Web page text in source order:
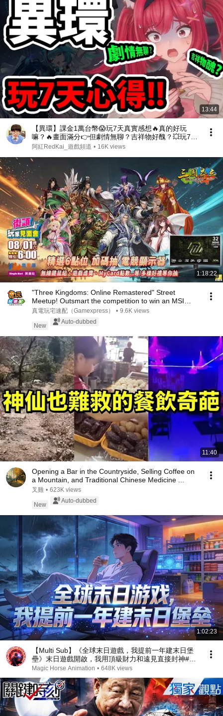
13:44
【異環】課金1萬台幣😱玩7天真實感想🔥真的好玩
嘛？🔥畫面滿分👉但劇情無聊？吉祥物好醜？💥玩7天
真實感想💥【阿紅分析】
阿紅RedKai_遊戲頻道 • 16K views
1:18:22
"Three Kingdoms: Online Remastered" Street
Meetup! Outsmart the competition to win an MSI
monitor...
真電玩宅速配（Gamexpress） • 9.6K views
New
Auto-dubbed
11:40
Opening a Bar in the Countryside, Selling Coffee on
a Mountain, and Traditional Chinese Medicine ...
叉雞 • 623K views
New
Auto-dubbed
1:02:23
【Multi Sub】《全球末日遊戲，我提前一年建末日堡
壘》末日遊戲開啟，我用頂級財力和遠見直接封神#漫
劇 #動態漫 #AI漫劇 #動漫 #動畫
Magic Horse Animation • 648K views